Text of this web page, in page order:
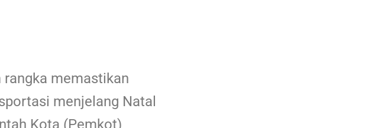
rangka memastikan
menjelang Natal
Kota (Pemkot)